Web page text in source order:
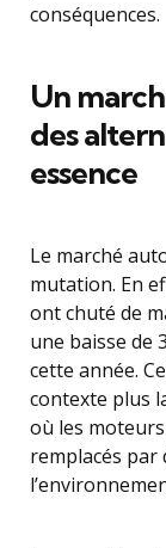
conséquences.
Un
des
essence
Le marché
mutation. En
ont chuté de
une baisse de
cette année.
contexte plus
où les
remplacés par